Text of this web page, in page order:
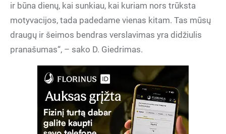
ir būna dienų, kai sunkiau, kai kuriam nors trūksta
motyvacijos, tada padedame vienas kitam. Tas mūsų
draugų ir šeimos bendras verslavimas yra didžiulis
pranašumas“, – sako D. Giedrimas.